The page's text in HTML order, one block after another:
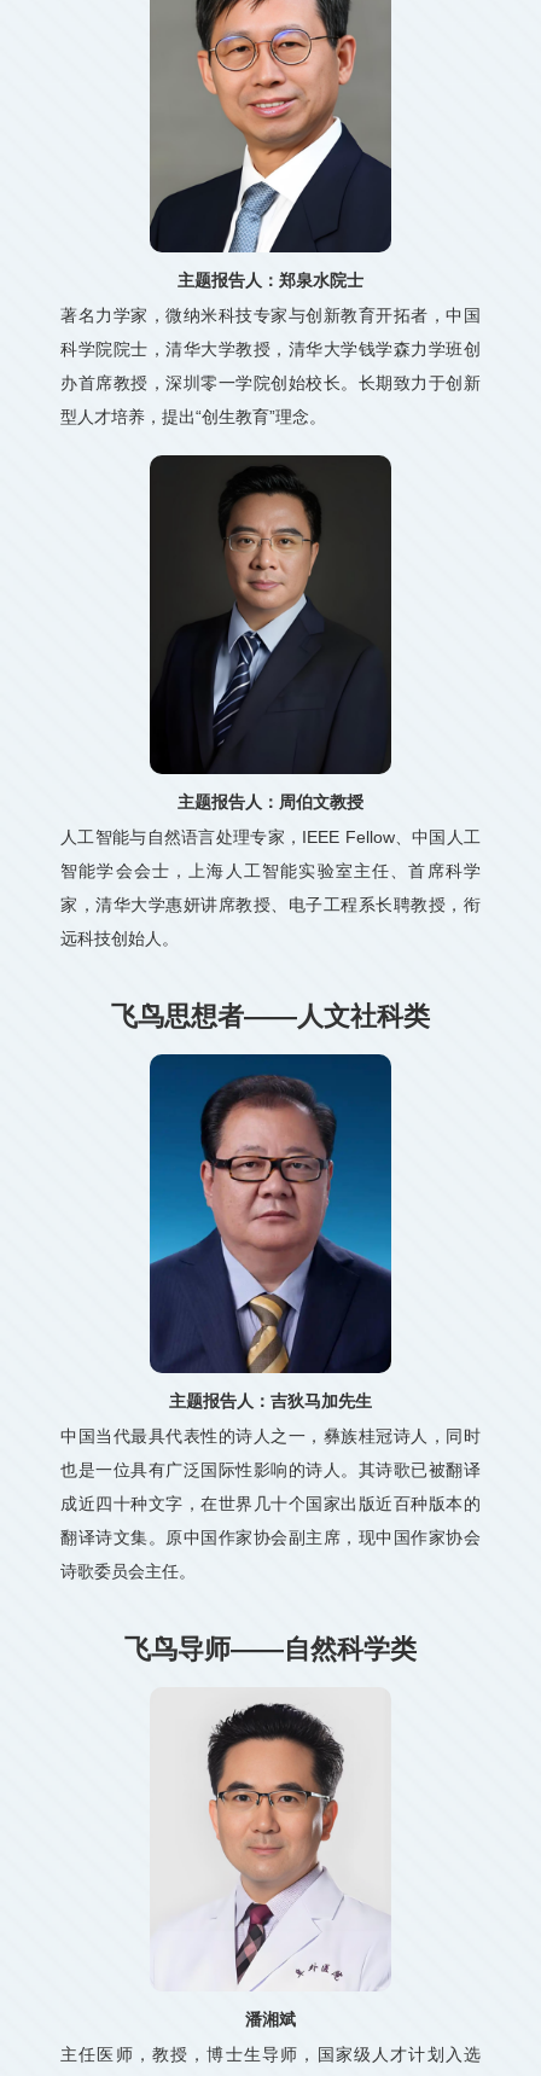
主题报告人：郑泉水院士
著名力学家，微纳米科技专家与创新教育开拓者，中国
科学院院士，清华大学教授，清华大学钱学森力学班创
办首席教授，深圳零一学院创始校长。长期致力于创新
型人才培养，提出“创生教育”理念。
主题报告人：周伯文教授
人工智能与自然语言处理专家，IEEE Fellow、中国人工
智能学会会士，上海人工智能实验室主任、首席科学
家，清华大学惠妍讲席教授、电子工程系长聘教授，衔
远科技创始人。
飞鸟思想者——人文社科类
主题报告人：吉狄马加先生
中国当代最具代表性的诗人之一，彝族桂冠诗人，同时
也是一位具有广泛国际性影响的诗人。其诗歌已被翻译
成近四十种文字，在世界几十个国家出版近百种版本的
翻译诗文集。原中国作家协会副主席，现中国作家协会
诗歌委员会主任。
飞鸟导师——自然科学类
潘湘斌
主任医师，教授，博士生导师，国家级人才计划入选